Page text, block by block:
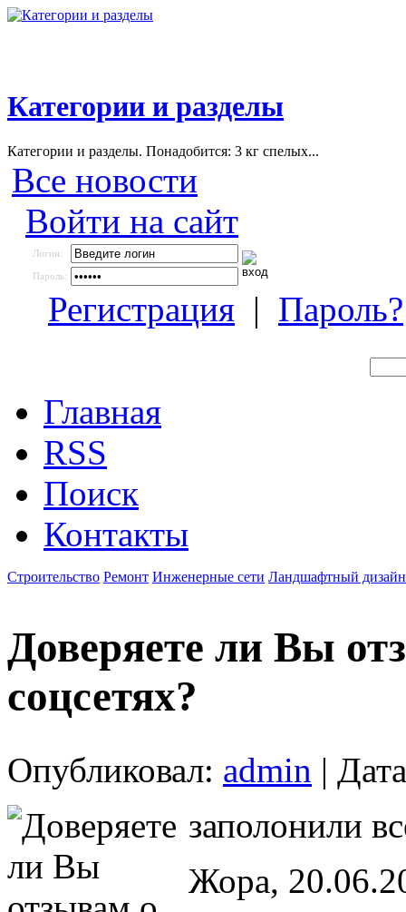
Категории и разделы
Категории и разделы. Понадобится: 3 кг спелых...
Все новости
Войти на сайт
Логин:
Пароль:
Регистрация | Пароль?
Главная
RSS
Поиск
Контакты
Строительство Ремонт Инженерные сети Ландшафтный дизайн
Доверяете ли Вы
соцсетях?
Опубликовал: admin |
заполонили
Жора,